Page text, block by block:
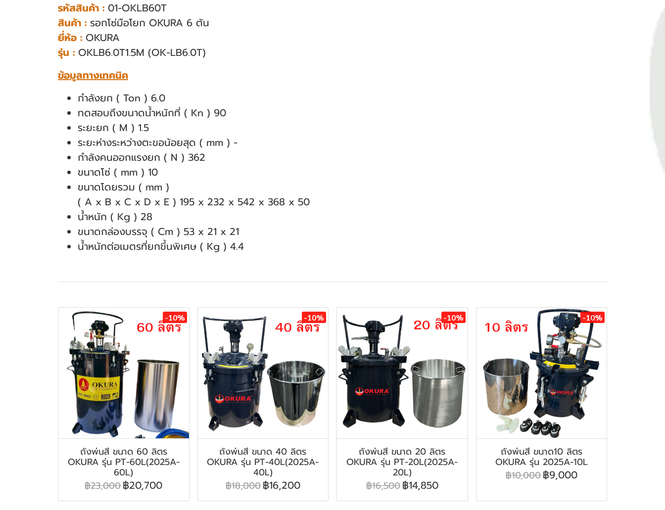
รหัสสินค้า : 01-OKLB60T
สินค้า : รอกโซ่มือโยก OKURA 6 ตัน
ยี่ห้อ : OKURA
รุ่น : OKLB6.0T1.5M (OK-LB6.0T)
ข้อมูลทางเทคนิค
กำลังยก ( Ton ) 6.0
ทดสอบถึงขนาดน้ำหนักที่ ( Kn ) 90
ระยะยก ( M ) 1.5
ระยะห่างระหว่างตะขอน้อยสุด ( mm ) -
กำลังคนออกแรงยก ( N ) 362
ขนาดโซ่ ( mm ) 10
ขนาดโดยรวม ( mm )
( A x B x C x D x E ) 195 x 232 x 542 x 368 x 50
น้ำหนัก ( Kg ) 28
ขนาดกล่องบรรจุ ( Cm ) 53 x 21 x 21
น้ำหนักต่อเมตรที่ยกขึ้นพิเศษ ( Kg ) 4.4
-10%
ถังพ่นสี ขนาด 60 ลิตร
OKURA รุ่น PT-60L(2025A-
60L)
฿23,000฿20,700
-10%
ถังพ่นสี ขนาด 40 ลิตร
OKURA รุ่น PT-40L(2025A-
40L)
฿18,000฿16,200
-10%
ถังพ่นสี ขนาด 20 ลิตร
OKURA รุ่น PT-20L(2025A-
20L)
฿16,500฿14,850
-10%
ถังพ่นสี ขนาด10 ลิตร
OKURA รุ่น 2025A-10L
฿10,000฿9,000